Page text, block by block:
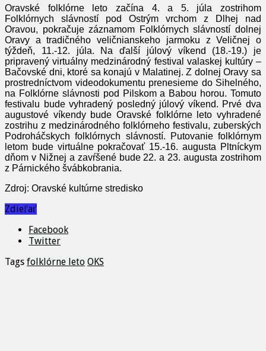
Oravské folklórne leto začína 4. a 5. júla zostrihom
Folklórnych slávností pod Ostrým vrchom z Dlhej nad
Oravou, pokračuje záznamom Folklórnych slávností dolnej
Oravy a tradičného veličnianskeho jarmoku z Veličnej o
týždeň, 11.-12. júla. Na ďalší júlový víkend (18.-19.) je
pripravený virtuálny medzinárodný festival valaskej kultúry –
Bačovské dni, ktoré sa konajú v Malatinej. Z dolnej Oravy sa
prostredníctvom videodokumentu prenesieme do Sihelného,
na Folklórne slávnosti pod Pilskom a Babou horou. Tomuto
festivalu bude vyhradený posledný júlový víkend. Prvé dva
augustové víkendy bude Oravské folklórne leto vyhradené
zostrihu z medzinárodného folklórneho festivalu, zuberských
Podroháčskych folklórnych slávností. Putovanie folklórnym
letom bude virtuálne pokračovať 15.-16. augusta Pltníckym
dňom v Nižnej a zavŕšené bude 22. a 23. augusta zostrihom
z Párnického švábkobrania.
Zdroj: Oravské kultúrne stredisko
Zdieľať
Facebook
Twitter
Tags folklórne leto OKS